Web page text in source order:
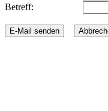
Betreff: